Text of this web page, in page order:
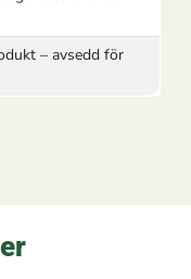
– avsedd för